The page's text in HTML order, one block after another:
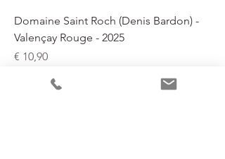
Domaine Saint Roch (Denis Bardon) -
Valençay Rouge - 2025
Prijs
€ 10,90